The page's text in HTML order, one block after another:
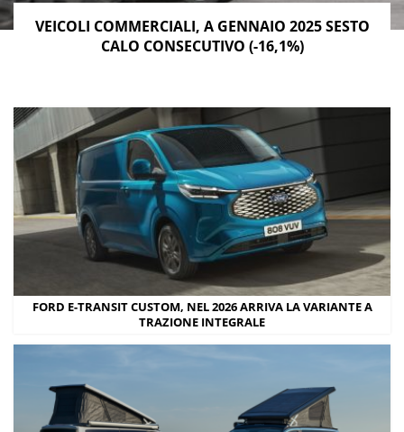
VEICOLI COMMERCIALI, A GENNAIO 2025 SESTO
CALO CONSECUTIVO (-16,1%)
FORD E-TRANSIT CUSTOM, NEL 2026 ARRIVA LA VARIANTE A
TRAZIONE INTEGRALE